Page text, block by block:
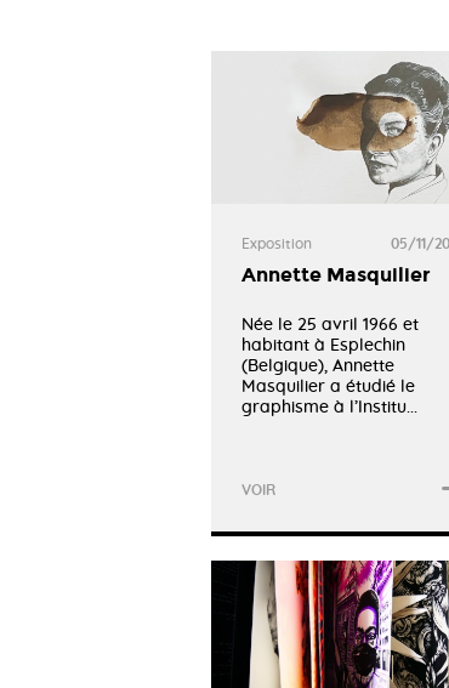
Exposition 05/11/
Annette Masquilier
Née le 25 avril 1966 et
habitant à Esplechin
(Belgique), Annette
Masquilier a étudié le
graphisme à l’Institu...
VOIR